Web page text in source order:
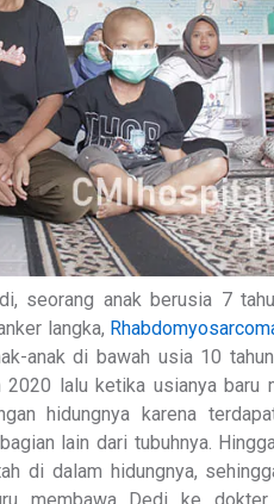
seorang anak berusia 7
langka,
anak di bawah usia 10
lalu ketika usianya baru
hidungnya karena
lain dari tubuhnya.
di dalam hidungnya,